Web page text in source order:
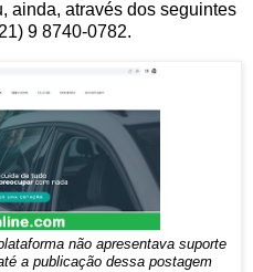
ainda, através dos seguintes
9 8740-0782.
não apresentava suporte
a publicação dessa postagem